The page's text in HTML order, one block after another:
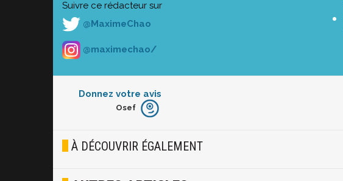
Suivre ce rédacteur sur
@MaximeChao
@maximechao/
Donnez votre avis
Furieux
Osef
À DÉCOUVRIR ÉGALEMENT